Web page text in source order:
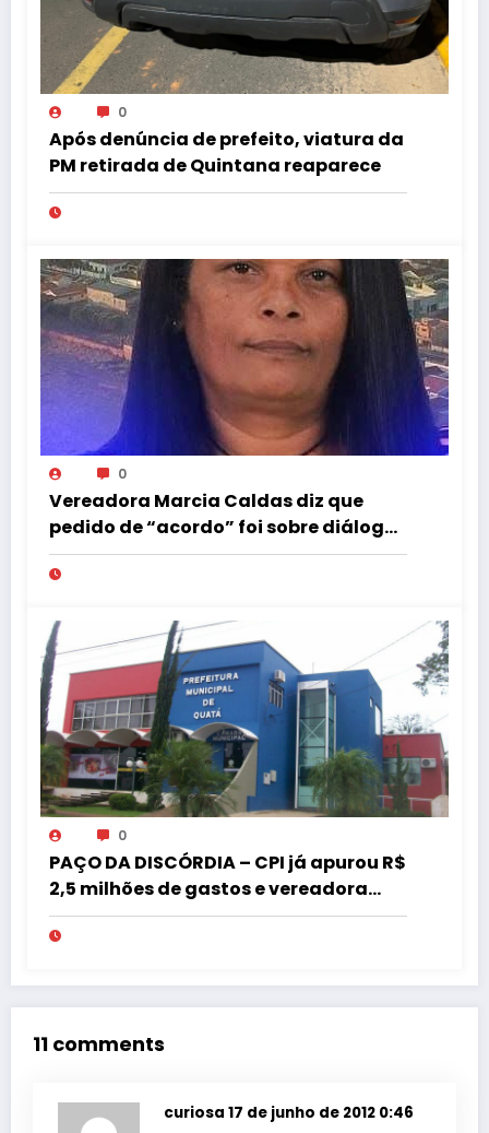
0
Após denúncia de prefeito, viatura da
PM retirada de Quintana reaparece
0
Vereadora Marcia Caldas diz que
pedido de “acordo” foi sobre diálogo
institucional
0
PAÇO DA DISCÓRDIA – CPI já apurou R$
2,5 milhões de gastos e vereadora
pede “acordo” para aprovar R$ 9,5
milhões
11 comments
curiosa 17 de junho de 2012 0:46